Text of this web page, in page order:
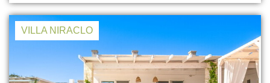
VILLA NIRACLO